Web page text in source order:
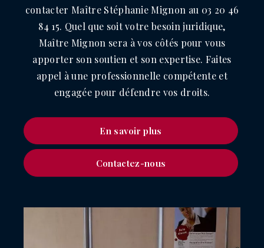
contacter Maître Stéphanie Mignon au 03 20 46
84 15. Quel que soit votre besoin juridique,
Maître Mignon sera à vos côtés pour vous
apporter son soutien et son expertise. Faites
appel à une professionnelle compétente et
engagée pour défendre vos droits.
En savoir plus
Contactez-nous